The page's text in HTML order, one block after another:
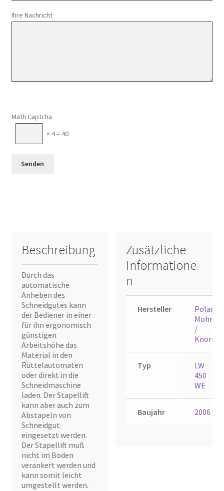
Ihre Nachricht
Math Captcha
× 4 = 40
Beschreibung
Durch das
automatische
Anheben des
Schneidgutes kann
der Bediener in einer
für ihn ergonomisch
günstigen
Arbeitshöhe das
Material in den
Rüttelautomaten
oder direkt in die
Schneidmaschine
laden. Der Stapellift
kann aber auch zum
Abstapeln von
Schneidgut
eingesetzt werden.
Der Stapellift muß
nicht im Boden
verankert werden und
kann somit leicht
umgestellt werden.
Zusätzliche
Informatione
n
Hersteller
Polar
Mohr
/
Knorr
Typ
LW
450
WE
Baujahr 2006